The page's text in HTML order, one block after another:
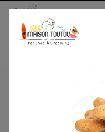
Pour
Milk &